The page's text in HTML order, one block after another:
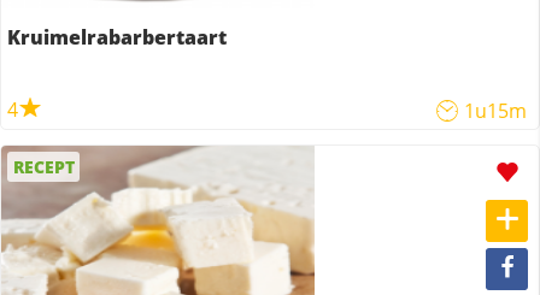
Kruimelrabarbertaart
4 1u15m
RECEPT